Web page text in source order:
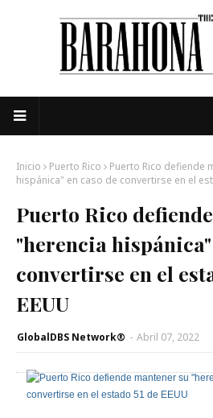
Inicio Puerto Rico
Puerto Rico defiende
hispánica" en caso de convertirse en el
Puerto Rico
"herencia hispánica"
convertirse en el
EEUU
GlobalDBS Network® - Abril 07, 2022